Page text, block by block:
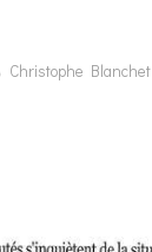
Christophe Blanchet